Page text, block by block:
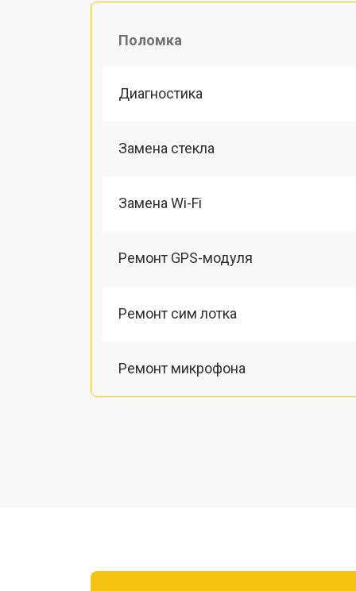
Поломка
Диагностика
Замена стекла
Замена Wi-Fi
Ремонт GPS-модуля
Ремонт сим лотка
Ремонт микрофона